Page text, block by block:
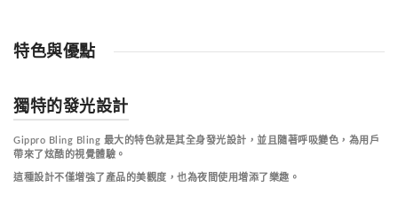
特色與優點
獨特的發光設計
Gippro Bling Bling 最大的特色就是其全身發光設計，並且隨著呼吸變色，為用戶
帶來了炫酷的視覺體驗。
這種設計不僅增強了產品的美觀度，也為夜間使用增添了樂趣。